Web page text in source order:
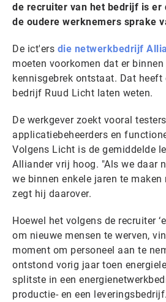
de recruiter van het bedrijf is er
de oudere werknemers sprake
De ict'ers die netwerkbedrijf
moeten voorkomen dat er
kennisgebrek ontstaat. Dat heeft
bedrijf Ruud Licht laten weten.
De werkgever zoekt vooral
applicatiebeheerders en
Volgens Licht is de gemiddelde
Alliander vrij hoog. "Als we daar
we binnen enkele jaren te maken
zegt hij daarover.
Hoewel het volgens de recruiter
om nieuwe mensen te werven,
moment om personeel aan te
ontstond vorig jaar toen
splitste in een
productie- en een